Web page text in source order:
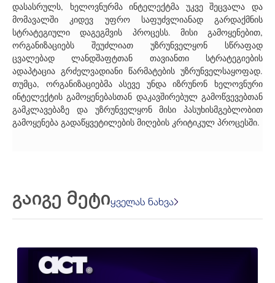
დასასრულს, ხელოვნურმა ინტელექტმა უკვე შეცვალა და
მომავალში კიდევ უფრო საფუძვლიანად გარდაქმნის
სტრატეგიული დაგეგმვის პროცესს. მისი გამოყენებით,
ორგანიზაციებს შეუძლიათ უზრუნველყონ სწრაფად
ცვალებად ლანდშაფტთან თავიანთი სტრატეგიების
ადაპტაცია გრძელვადიანი წარმატების უზრუნველსაყოფად.
თუმცა, ორგანიზაციებმა ასევე უნდა იზრუნონ ხელოვნური
ინტელექტის გამოყენებასთან დაკავშირებულ გამოწვევებთან
გამკლავებაზე და უზრუნველყონ მისი პასუხისმგებლობით
გამოყენება გადაწყვეტილების მიღების კრიტიკულ პროცესში.
გაიგე მეტიყველას ნახვა